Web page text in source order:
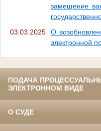
замещение
03.03.2025
О
электронной
ПОДАЧА
ЭЛЕКТРОННОМ ВИДЕ
О СУДЕ